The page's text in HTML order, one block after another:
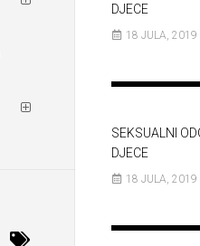
DJECE
18 JULA, 2019
SEKSUALNI
DJECE
18 JULA, 2019